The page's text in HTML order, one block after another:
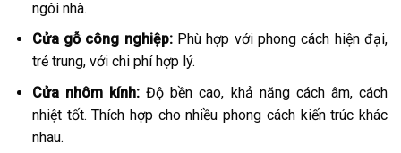
ngôi nhà.
Cửa gỗ công nghiệp:Phù hợp với phong cách hiện đại,
trẻ trung, với chi phí hợp lý.
Cửa nhôm kính: Độ bền cao, khả năng cách âm, cách
nhiệt tốt. Thích hợp cho nhiều phong cách kiến trúc khác
nhau.